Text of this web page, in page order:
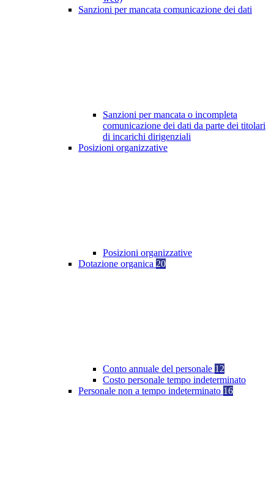
Sanzioni per mancata comunicazione dei dati
Sanzioni per mancata o incompleta
comunicazione dei dati da parte dei titolari
di incarichi dirigenziali
Posizioni organizzative
Posizioni organizzative
Dotazione organica 20
Conto annuale del personale 12
Costo personale tempo indeterminato
Personale non a tempo indeterminato 16